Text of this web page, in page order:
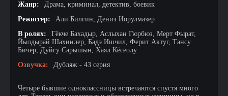
Жанр:
Драма, криминал, детектив, боевик
Режиссер:
Али Билгин, Дениз Иорулмазер
В ролях:
Гёкче Бахадыр, Аслыхан Гюрбюз, Мерт Фырат,
Йылдырай Шахинлер, Бадэ Ишчил, Ферит Актуг, Тансу
Бичер, Дуйгу Сарышын, Хаял Кёсеолу
Озвучка:
Дубляж - 43 серия
Четыре бывшие одноклассницы встречаются спустя много